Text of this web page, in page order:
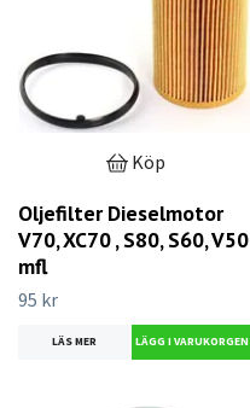
Köp
Oljefilter Dieselmotor
V70, XC70 , S80, S60, V50
mfl
95 kr
LÄS MER